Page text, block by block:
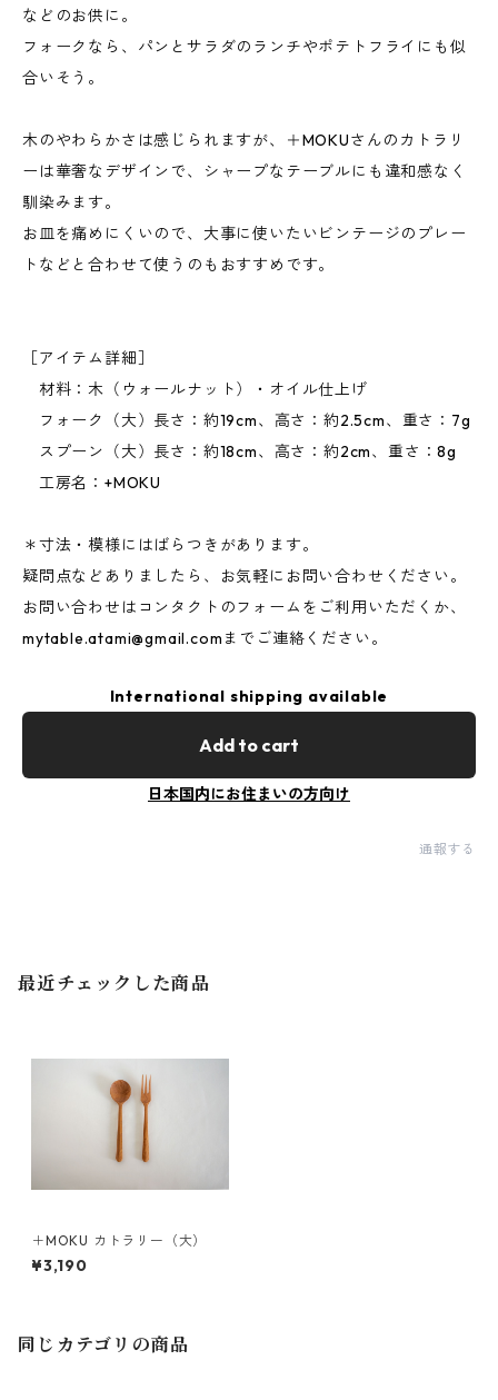
などのお供に。
フォークなら、パンとサラダのランチやポテトフライにも似
合いそう。
木のやわらかさは感じられますが、＋MOKUさんのカトラリ
ーは華奢なデザインで、シャープなテーブルにも違和感なく
馴染みます。
お皿を痛めにくいので、大事に使いたいビンテージのプレー
トなどと合わせて使うのもおすすめです。
［アイテム詳細］
材料：木（ウォールナット）・オイル仕上げ
フォーク（大）長さ：約19cm、高さ：約2.5cm、重さ：7g
スプーン（大）長さ：約18cm、高さ：約2cm、重さ：8g
工房名：+MOKU
＊寸法・模様にはばらつきがあります。
疑問点などありましたら、お気軽にお問い合わせください。
お問い合わせはコンタクトのフォームをご利用いただくか、
mytable.atami@gmail.com までご連絡ください。
International shipping available
Add to cart
日本国内にお住まいの方向け
通報する
最近チェックした商品
＋MOKU カトラリー（大）
¥3,190
同じカテゴリの商品